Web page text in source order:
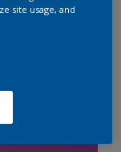
site usage, and